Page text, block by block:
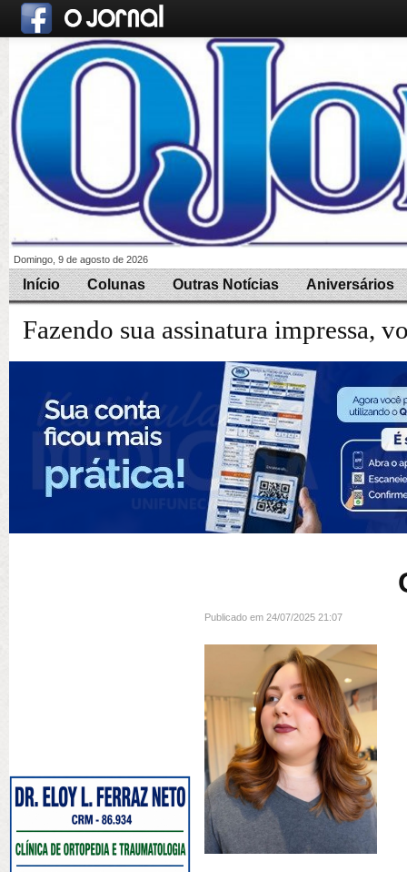
Domingo, 9 de agosto de 2026
Início Colunas Outras Notícias Aniversários
Fazendo sua assinatura impressa,
Publicado em 24/07/2025 21:07